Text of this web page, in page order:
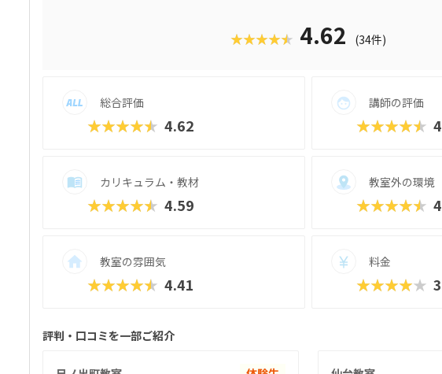
能。プログラミングの学びを「楽しい」「もっとやりたい」
PythonやHTML、さらにはUnityによる3Dゲーム開発まで、楽
ップしていける設計が特徴。年齢や経験に関係なく「自分でつ
れるので、子どもたちの学習意欲が続きやすい点が大きなポイ
多くの教室でジュニア・プログラミング検定の合格率9割以上
す。オンライン対応も充実しており、教室に通えない方でも通
★★★★★ 4.62 (34件)
総合評価
★★★★★ 4.62
講師の評価
★★★★★
カリキュラム・教材
★★★★★ 4.59
教室外の環境
★★★★★
教室の雰囲気
★★★★★ 4.41
料金
★★★★★
評判・口コミを一部ご紹介